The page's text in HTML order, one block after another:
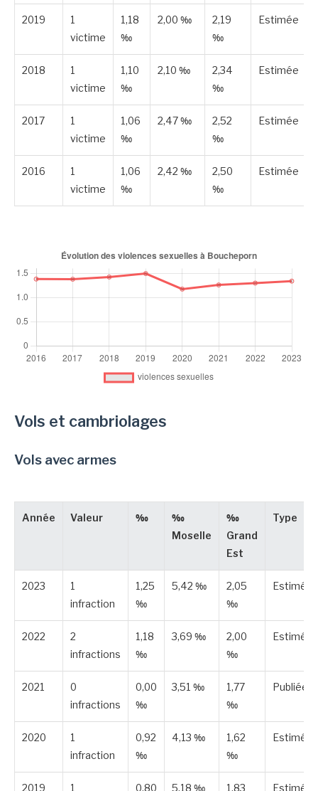
2019
1
victime
1,18
‰
2,00 ‰
2,19
‰
Estimée
2018
1
victime
1,10
‰
2,10 ‰
2,34
‰
Estimée
2017
1
victime
1,06
‰
2,47 ‰
2,52
‰
Estimée
2016
1
victime
1,06
‰
2,42 ‰
2,50
‰
Estimée
Vols et cambriolages
Vols avec armes
Année Valeur ‰
‰
Moselle
‰
Grand
Est
Type
2023
1
infraction
1,25
‰
5,42 ‰
2,05
‰
Estimée
2022
2
infractions
1,18
‰
3,69 ‰
2,00
‰
Estimée
2021
0
infractions
0,00
‰
3,51 ‰
1,77
‰
Publiée
2020
1
infraction
0,92
‰
4,13 ‰
1,62
‰
Estimée
2019
1
0,80
5,18 ‰
1,83
Estimée